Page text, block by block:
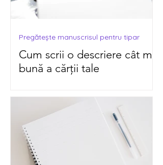
Cum scrii o descriere cât mai
bună a cărții tale
Pregătește manuscrisul pentru tipar